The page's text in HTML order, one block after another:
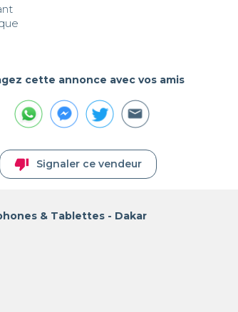
cette annonce avec vos amis
thumb_down Signaler ce vendeur
& Tablettes - Dakar